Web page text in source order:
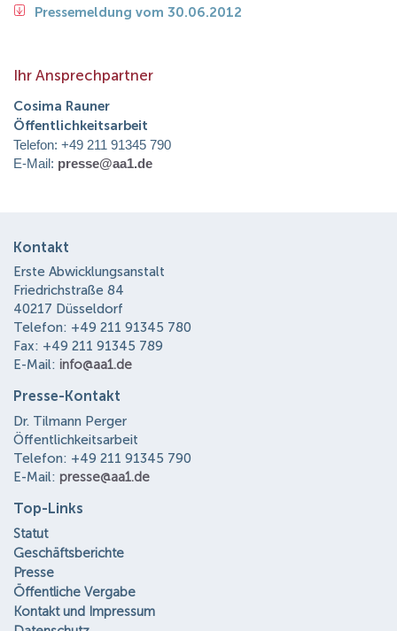
Pressemeldung vom 30.06.2012
Ihr Ansprechpartner
Cosima Rauner
Öffentlichkeitsarbeit
Telefon: +49 211 91345 790
E-Mail: presse@aa1.de
Kontakt
Erste Abwicklungsanstalt
Friedrichstraße 84
40217 Düsseldorf
Telefon: +49 211 91345 780
Fax: +49 211 91345 789
E-Mail: info@aa1.de
Presse-Kontakt
Dr. Tilmann Perger
Öffentlichkeitsarbeit
Telefon: +49 211 91345 790
E-Mail: presse@aa1.de
Top-Links
Statut
Geschäftsberichte
Presse
Öffentliche Vergabe
Kontakt und Impressum